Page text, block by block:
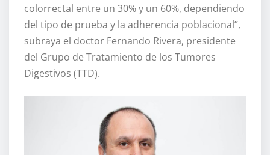
colorrectal entre un 30% y un 60%, dependiendo
del tipo de prueba y la adherencia poblacional”,
subraya el doctor Fernando Rivera, presidente
del Grupo de Tratamiento de los Tumores
Digestivos (TTD).